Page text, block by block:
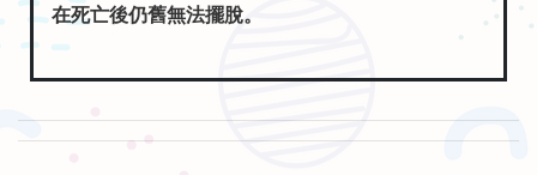
在死亡後仍舊無法擺脫。